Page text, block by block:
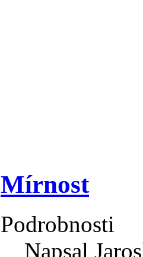
Mírnost
Podrobnosti
Napsal